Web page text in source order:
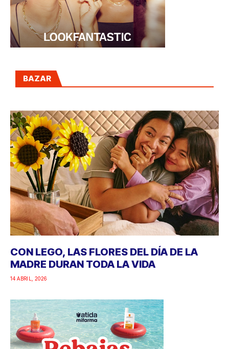
BAZAR
CON LEGO, LAS FLORES DEL DÍA DE LA
MADRE DURAN TODA LA VIDA
14 ABRIL, 2026